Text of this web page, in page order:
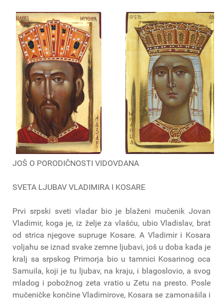
JOŠ O PORODIČNOSTI VIDOVDANA
SVETA LJUBAV VLADIMIRA I KOSARE
Prvi srpski sveti vladar bio je blaženi mučenik Jovan
Vladimir, koga je, iz želje za vlašću, ubio Vladislav, brat
od strica njegove supruge Kosare. A Vladimir i Kosara
voljahu se iznad svake zemne ljubavi, još u doba kada je
kralj sa srpskog Primorja bio u tamnici Kosarinog oca
Samuila, koji je tu ljubav, na kraju, i blagoslovio, a svog
mladog i pobožnog zeta vratio u Zetu na presto. Posle
mučeničke končine Vladimirove, Kosara se zamonašila i